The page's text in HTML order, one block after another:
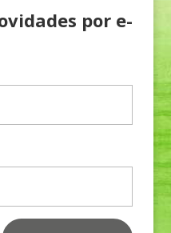
por e-